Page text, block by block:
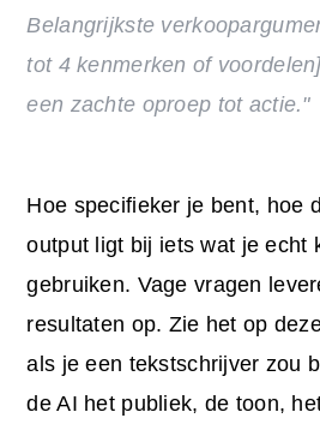
Belangrijkste
tot 4 kenmerken of
een zachte oproep tot actie."
Hoe specifieker je bent, hoe
output ligt bij iets wat je echt
gebruiken. Vage vragen
resultaten op. Zie het op
als je een tekstschrijver zou
de AI het publiek, de toon,